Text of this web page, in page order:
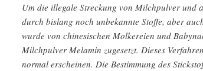
Um die illegale Streckung von Milchpulver und
durch bislang noch unbekannte Stoffe, aber
wurde von chinesischen Molkereien und
Milchpulver Melamin zugesetzt. Dieses
normal erscheinen. Die Bestimmung des